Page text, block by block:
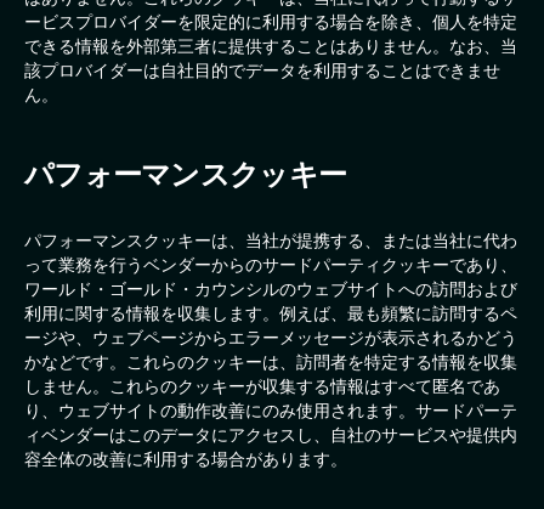
ービスプロバイダーを限定的に利用する場合を除き、個人を特定
できる情報を外部第三者に提供することはありません。なお、当
該プロバイダーは自社目的でデータを利用することはできませ
ん。
パフォーマンスクッキー
パフォーマンスクッキーは、当社が提携する、または当社に代わ
って業務を行うベンダーからのサードパーティクッキーであり、
ワールド・ゴールド・カウンシルのウェブサイトへの訪問および
利用に関する情報を収集します。例えば、最も頻繁に訪問するペ
ージや、ウェブページからエラーメッセージが表示されるかどう
かなどです。これらのクッキーは、訪問者を特定する情報を収集
しません。これらのクッキーが収集する情報はすべて匿名であ
り、ウェブサイトの動作改善にのみ使用されます。サードパーテ
ィベンダーはこのデータにアクセスし、自社のサービスや提供内
容全体の改善に利用する場合があります。